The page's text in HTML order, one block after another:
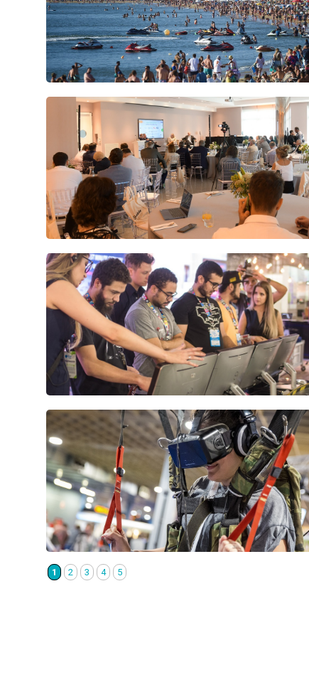
1 2 3 4 5